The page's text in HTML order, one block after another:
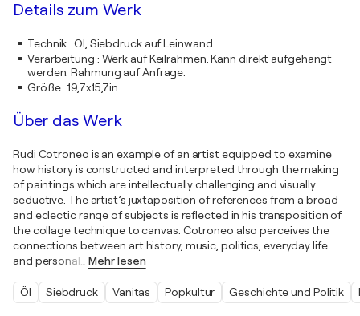
Details zum Werk
Technik:Öl, Siebdruck auf Leinwand
Verarbeitung : Werk auf Keilrahmen. Kann direkt aufgehängt
werden. Rahmung auf Anfrage.
Größe:19,7x15,7in
Über das Werk
Rudi Cotroneo is an example of an artist equipped to examine
how history is constructed and interpreted through the making
of paintings which are intellectually challenging and visually
seductive. The artist’s juxtaposition of references from a broad
and eclectic range of subjects is reflected in his transposition of
the collage technique to canvas. Cotroneo also perceives the
connections between art history, music, politics, everyday life
and personal
Mehr lesen
Öl Siebdruck Vanitas Popkultur Geschichte und Politik